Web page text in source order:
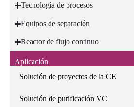
Tecnología de procesos
Equipos de separación
Reactor de flujo continuo
Aplicación
Solución de proyectos de la CE
Solución de purificación VC